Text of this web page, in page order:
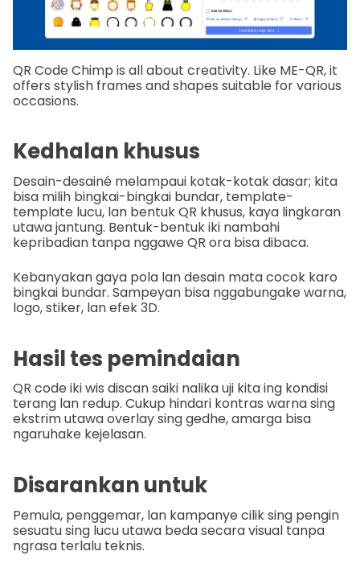
QR Code Chimp is all about creativity. Like ME-QR, it
offers stylish frames and shapes suitable for various
occasions.
Kedhalan khusus
Desain-desainé melampaui kotak-kotak dasar; kita
bisa milih bingkai-bingkai bundar, template-
template lucu, lan bentuk QR khusus, kaya lingkaran
utawa jantung. Bentuk-bentuk iki nambahi
kepribadian tanpa nggawe QR ora bisa dibaca.
Kebanyakan gaya pola lan desain mata cocok karo
bingkai bundar. Sampeyan bisa nggabungake warna,
logo, stiker, lan efek 3D.
Hasil tes pemindaian
QR code iki wis discan saiki nalika uji kita ing kondisi
terang lan redup. Cukup hindari kontras warna sing
ekstrim utawa overlay sing gedhe, amarga bisa
ngaruhake kejelasan.
Disarankan untuk
Pemula, penggemar, lan kampanye cilik sing pengin
sesuatu sing lucu utawa beda secara visual tanpa
ngrasa terlalu teknis.